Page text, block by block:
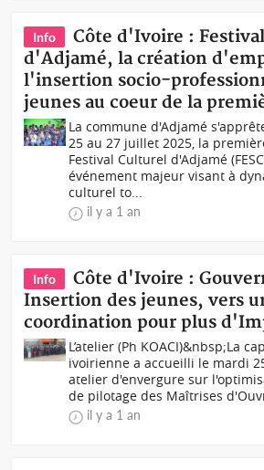
Info
Côte d'Ivoire :
d'Adjamé, la création
l'insertion socio-
jeunes au coeur de la
La commune d'Adjamé
25 au 27 juillet 2025, la
Festival Culturel d'Adjamé
événement majeur visant à
culturel to...
il y a 1 an
Info
Côte d'Ivoire :
Insertion des jeunes, vers
coordination pour plus
L’atelier (Ph KOACI)&nbsp;La
ivoirienne a accueilli le mardi
atelier d'envergure sur
de pilotage des Maîtrises
il y a 1 an